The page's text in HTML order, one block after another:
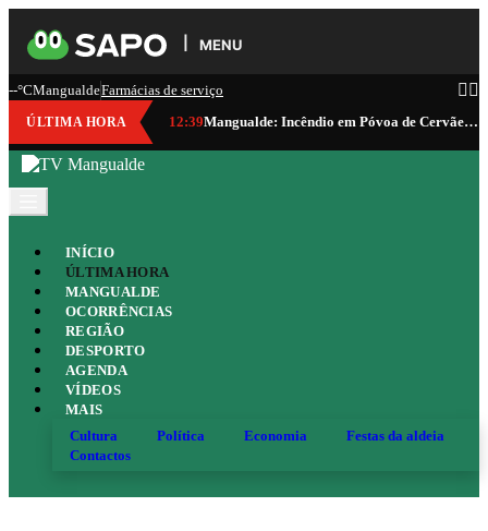
MENU
--°CMangualdeFarmácias de serviço
ÚLTIMA HORA 12:39 Mangualde: Incêndio em Póvoa de Cervães consumiu cerca de 100 hectares
INÍCIO
ÚLTIMA HORA
MANGUALDE
OCORRÊNCIAS
REGIÃO
DESPORTO
AGENDA
VÍDEOS
MAIS
Cultura
Política Economia
Festas da aldeia
Contactos